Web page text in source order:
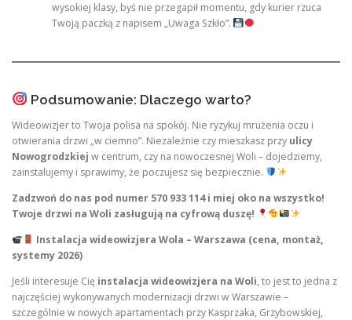
wysokiej klasy, byś nie przegapił momentu, gdy kurier rzuca
Twoją paczką z napisem „Uwaga Szkło”.
Podsumowanie: Dlaczego warto?
Wideowizjer to Twoja polisa na spokój. Nie ryzykuj mrużenia oczu i
otwierania drzwi „w ciemno”. Niezależnie czy mieszkasz przy ulicy
Nowogrodzkiej w centrum, czy na nowoczesnej Woli – dojedziemy,
zainstalujemy i sprawimy, że poczujesz się bezpiecznie.
Zadzwoń do nas pod numer 570 933 114 i miej oko na wszystko!
Twoje drzwi na Woli zasługują na cyfrową duszę!
Instalacja wideowizjera Wola – Warszawa (cena, montaż,
systemy 2026)
Jeśli interesuje Cię instalacja wideowizjera na Woli, to jest to jedna z
najczęściej wykonywanych modernizacji drzwi w Warszawie –
szczególnie w nowych apartamentach przy Kasprzaka, Grzybowskiej,